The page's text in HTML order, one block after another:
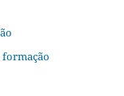
formação